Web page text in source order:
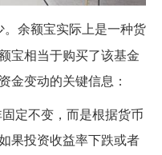
余额宝实际上是一种货
宝相当于购买了该基金
金变动的关键信息：
定不变，而是根据货币
果投资收益率下跌或者